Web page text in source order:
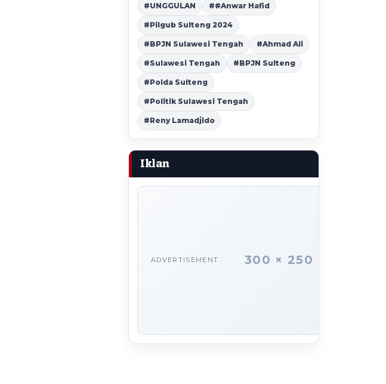
#UNGGULAN ##Anwar Hafid
#Pilgub Sulteng 2024
#BPJN Sulawesi Tengah #Ahmad Ali
#Sulawesi Tengah #BPJN Sulteng
#Polda Sulteng
#Politik Sulawesi Tengah
#Reny Lamadjido
Iklan
ADVERTISEMENT 300 × 250